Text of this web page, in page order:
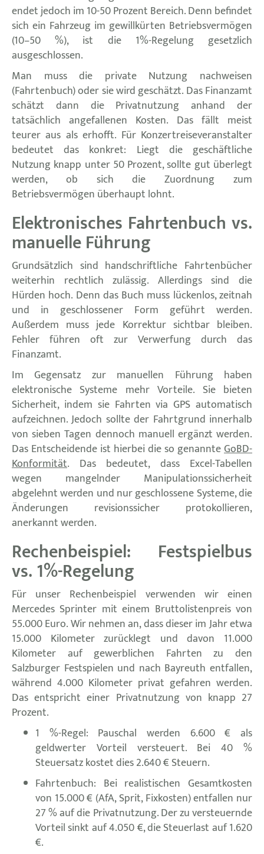
endet jedoch im 10-50 Prozent Bereich. Denn befindet
sich ein Fahrzeug im gewillkürten Betriebsvermögen
(10–50 %), ist die 1%-Regelung gesetzlich
ausgeschlossen.
Man muss die private Nutzung nachweisen
(Fahrtenbuch) oder sie wird geschätzt. Das Finanzamt
schätzt dann die Privatnutzung anhand der
tatsächlich angefallenen Kosten. Das fällt meist
teurer aus als erhofft. Für Konzertreiseveranstalter
bedeutet das konkret: Liegt die geschäftliche
Nutzung knapp unter 50 Prozent, sollte gut überlegt
werden, ob sich die Zuordnung zum
Betriebsvermögen überhaupt lohnt.
Elektronisches Fahrtenbuch vs.
manuelle Führung
Grundsätzlich sind handschriftliche Fahrtenbücher
weiterhin rechtlich zulässig. Allerdings sind die
Hürden hoch. Denn das Buch muss lückenlos, zeitnah
und in geschlossener Form geführt werden.
Außerdem muss jede Korrektur sichtbar bleiben.
Fehler führen oft zur Verwerfung durch das
Finanzamt.
Im Gegensatz zur manuellen Führung haben
elektronische Systeme mehr Vorteile. Sie bieten
Sicherheit, indem sie Fahrten via GPS automatisch
aufzeichnen. Jedoch sollte der Fahrtgrund innerhalb
von sieben Tagen dennoch manuell ergänzt werden.
Das Entscheidende ist hierbei die so genannteGoBD-
Konformität. Das bedeutet, dass Excel-Tabellen
wegen mangelnder Manipulationssicherheit
abgelehnt werden und nur geschlossene Systeme, die
Änderungen revisionssicher protokollieren,
anerkannt werden.
Rechenbeispiel: Festspielbus
vs. 1%-Regelung
Für unser Rechenbeispiel verwenden wir einen
Mercedes Sprinter mit einem Bruttolistenpreis von
55.000 Euro. Wir nehmen an, dass dieser im Jahr etwa
15.000 Kilometer zurücklegt und davon 11.000
Kilometer auf gewerblichen Fahrten zu den
Salzburger Festspielen und nach Bayreuth entfallen,
während 4.000 Kilometer privat gefahren werden.
Das entspricht einer Privatnutzung von knapp 27
Prozent.
1 %-Regel: Pauschal werden 6.600 € als
geldwerter Vorteil versteuert. Bei 40 %
Steuersatz kostet dies 2.640 € Steuern.
Fahrtenbuch: Bei realistischen Gesamtkosten
von 15.000 € (AfA, Sprit, Fixkosten) entfallen nur
27 % auf die Privatnutzung. Der zu versteuernde
Vorteil sinkt auf 4.050 €, die Steuerlast auf 1.620
€.